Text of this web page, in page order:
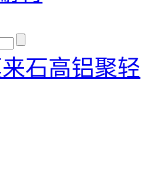
石高铝聚轻